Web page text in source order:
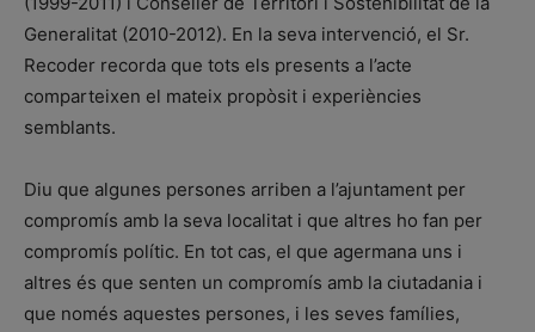
Generalitat (2010-2012). En la seva intervenció, el Sr.
Recoder recorda que tots els presents a l’acte
comparteixen el mateix propòsit i experiències
semblants.
Diu que algunes persones arriben a l’ajuntament per
compromís amb la seva localitat i que altres ho fan per
compromís polític. En tot cas, el que agermana uns i
altres és que senten un compromís amb la ciutadania i
que només aquestes persones, i les seves famílies,